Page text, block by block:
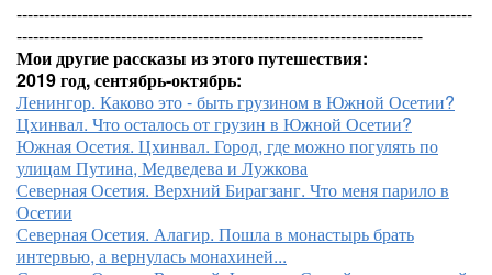
-----------------------------------------------------------------------------------
--------------------------------------------------------------------------
Мои другие рассказы из этого путешествия:
2019 год, сентябрь-октябрь:
Ленингор. Каково это - быть грузином в Южной Осетии?
Цхинвал. Что осталось от грузин в Южной Осетии?
Южная Осетия. Цхинвал. Город, где можно погулять по
улицам Путина, Медведева и Лужкова
Северная Осетия. Верхний Бирагзанг. Что меня парило в
Осетии
Северная Осетия. Алагир. Пошла в монастырь брать
интервью, а вернулась монахиней...